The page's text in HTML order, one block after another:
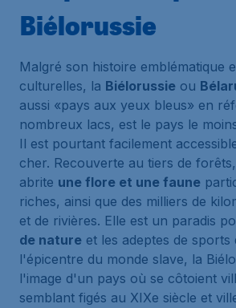
Biélorussie
Malgré son histoire emblématique
culturelles, la Biélorussie ou
aussi «pays aux yeux bleus» en
nombreux lacs, est le pays le
Il est pourtant facilement
cher. Recouverte au tiers de
abrite une flore et une faune
riches, ainsi que des milliers de
et de rivières. Elle est un paradis
de nature et les adeptes de sports
l'épicentre du monde slave, la
l'image d'un pays où se côtoient
semblant figés au XIXe siècle et